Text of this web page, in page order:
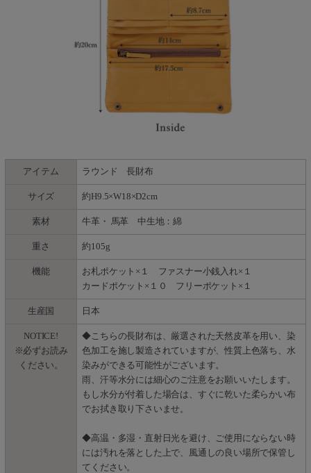
アイテム ラウンド 長財布
サイズ 約H9.5×W18×D2cm
素材 牛革・ 馬革 中生地：綿
重さ 約105g
機能
お札ポケット×１ ファスナー小銭入れ×１
カードポケット×１０ フリーポケット×１
生産国 日本
NOTICE!
※必ずお読み
ください。
◆こちらの長財布は、厳選された天然皮革を用い、染
色加工を施し製造されていますが、性質上色落ち、水
染みができる可能性がございます。
雨、汗等水分には細心のご注意をお願いいたします。
もし水分が付着した場合は、すぐに乾いた柔らかい布
でお拭き取り下さいませ。
◆高温・多湿・直射日光を避け、ご使用にならない時
には汚れを落とした上で、風通しの良い場所で保管し
てください。